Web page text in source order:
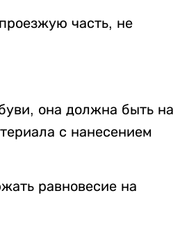
часть, не
она должна быть на
с нанесением
равновесие на